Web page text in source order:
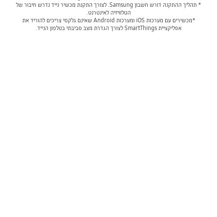
* תהליך ההתקנה דורש חשבון Samsung. לצורך התקנת מכשיר נייד נדרש חיבור של
הטלוויזיה לאינטרנט.
*מכשירים עם מערכות iOS ומערכות Android שאינם גלקסי צריכים להוריד את
אפליקציית SmartThings לצורך הגדרת מצב סביבתי בטלפון הנייד.